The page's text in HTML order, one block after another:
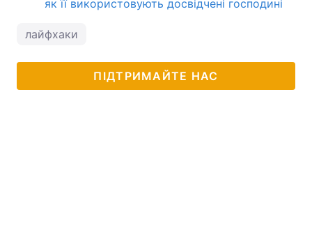
як її використовують досвідчені господині
лайфхаки
ПІДТРИМАЙТЕ НАС